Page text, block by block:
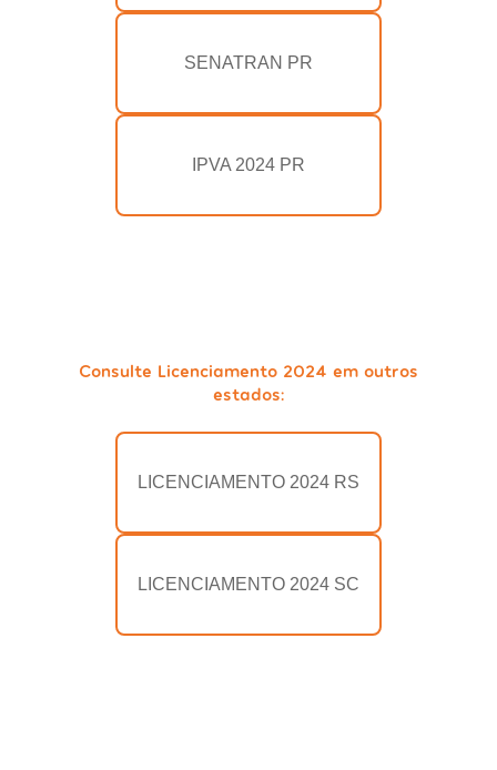
SENATRAN PR
IPVA 2024 PR
Consulte Licenciamento 2024 em outros
estados:
LICENCIAMENTO 2024 RS
LICENCIAMENTO 2024 SC